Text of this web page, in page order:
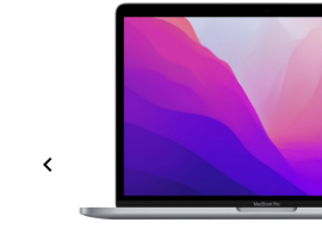
chevron_left